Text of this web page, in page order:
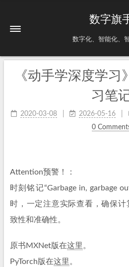
数字旗
数字化、智能化、
《动手学深度学习
习笔
2020-03-08 2026-05-16
0
Attention预警！：
时刻铭记“Garbage in, garbage
时，一定注意实际查看，确保
致性和准确性。
原书MXNet版在这里 。
PyTorch版在这里 。